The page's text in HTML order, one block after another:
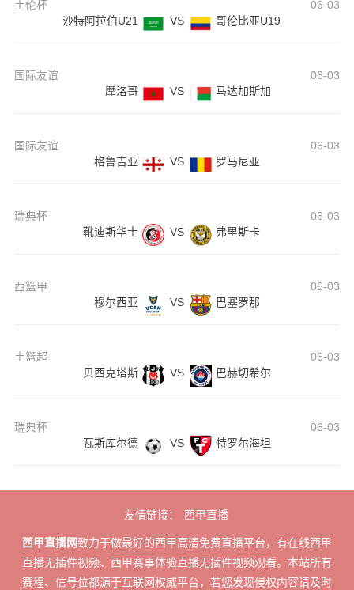
土伦杯
06-03
沙特阿拉伯U21
VS 哥伦比亚U19
国际友谊
06-03
摩洛哥
VS 马达加斯加
国际友谊
06-03
格鲁吉亚
VS 罗马尼亚
瑞典杯
06-03
靴迪斯华士
VS 弗里斯卡
西篮甲
06-03
穆尔西亚
VS 巴塞罗那
土篮超
06-03
贝西克塔斯
VS 巴赫切希尔
瑞典杯
06-03
瓦斯库尔德
VS 特罗尔海坦
友情链接： 西甲直播
西甲直播网致力于做最好的西甲高清免费直播平台，有在线西甲
直播无插件视频、西甲赛事体验直播无插件视频观看。本站所有
赛程、信号位都源于互联网权威平台，若您发现侵权内容请及时